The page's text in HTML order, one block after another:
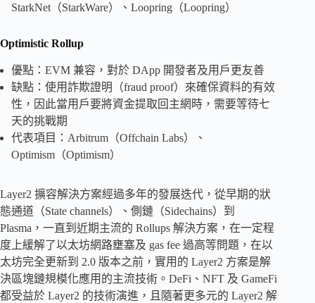
StarkNet（StarkWare）、Loopring（Loopring）
Optimistic Rollup
優點：EVM 兼容，對於 DApp 開發者及用戶更友善
缺點：使用詐欺證明（fraud proof）來確保資料的有效
性，因此當用戶要將資金提取回主網時，需要等待七
天的挑戰期
代表項目：Arbitrum（Offchain Labs）、
Optimism（Optimism）
Layer2 擴容解決方案經過多年的發展迭代，從早期的狀
態通道（State channels）、側鏈（Sidechains）到
Plasma，一直到近期主流的 Rollups 解決方案，在一定程
度上緩解了以太坊網路壅塞及 gas fee 過高等問題，在以
太坊完全更新到 2.0 版本之前，實用的 Layer2 方案是解
決區塊鏈規模化應用的主流技術。DeFi、NFT 及 GameFi
都受益於 Layer2 的技術演進，且隨著更多元的 Layer2 解